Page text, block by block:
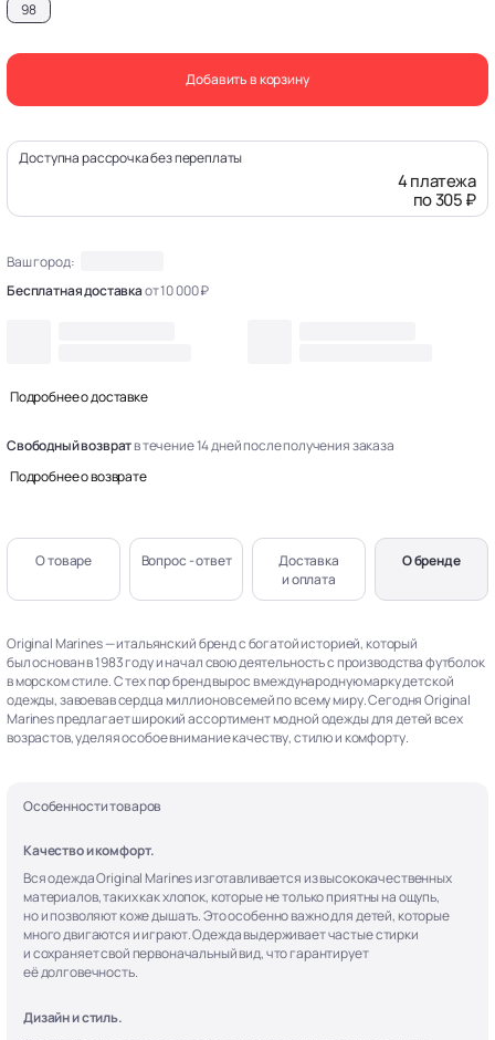
98
Добавить в корзину
Доступна рассрочка без переплаты
4 платежа
по 305 ₽
Ваш город:
Бесплатная доставкаот 10 000 ₽
Подробнее о доставке
Свободный возвратв течение 14 дней после получения заказа
Подробнее о возврате
О товаре Вопрос - ответ
Доставка
и оплата
О бренде
Original Marines — итальянский бренд с богатой историей, который
был основан в 1983 году и начал свою деятельность с производства футболок
в морском стиле. С тех пор бренд вырос в международную марку детской
одежды, завоевав сердца миллионов семей по всему миру. Сегодня Original
Marines предлагает широкий ассортимент модной одежды для детей всех
возрастов, уделяя особое внимание качеству, стилю и комфорту.
Особенности товаров
Качество и комфорт.
Вся одежда Original Marines изготавливается из высококачественных
материалов, таких как хлопок, которые не только приятны на ощупь,
но и позволяют коже дышать. Это особенно важно для детей, которые
много двигаются и играют. Одежда выдерживает частые стирки
и сохраняет свой первоначальный вид, что гарантирует
её долговечность.
Дизайн и стиль.